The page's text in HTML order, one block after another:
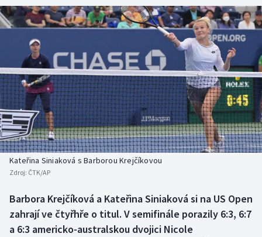
DALŠÍ SPORTY
Americký fotbal
Baseball a softbal
Basketbal
Biatlon
Boby a skeleton
Box
Curling
NEPŘEHLÉDNĚTE
Soutěže
Historické návraty
Aplikace ČT sport
AZ kvíz
Kateřina Siniaková s Barborou Krejčíkovou
Zdroj: ČTK/AP
Barbora Krejčíková a Kateřina Siniaková si na US Open
zahrají ve čtyřhře o titul. V semifinále porazily 6:3, 6:7
a 6:3 americko-australskou dvojici Nicole